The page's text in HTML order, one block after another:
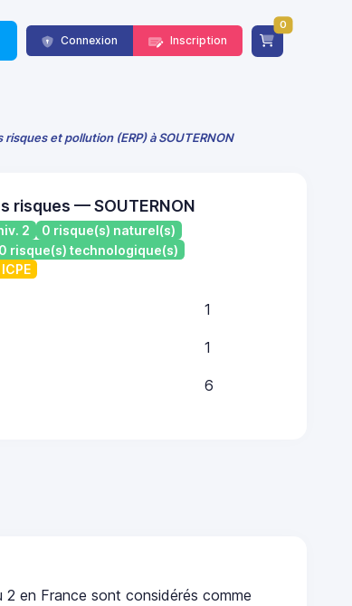
Connexion Inscription
0
et pollution (ERP) à SOUTERNON
risques — SOUTERNON
2
0 risque(s) naturel(s)
0 risque(s) technologique(s)
ICPE
1
1
6
2 en France sont considérés comme